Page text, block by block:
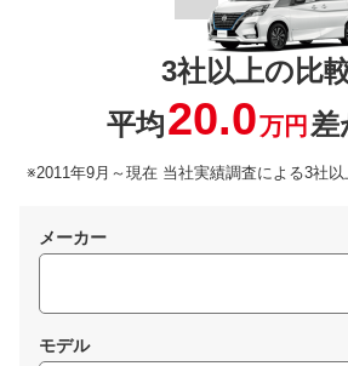
3社以上の比
平均20.0万円 差
※2011年9月～現在 当社実績調査による3社
メーカー
モデル